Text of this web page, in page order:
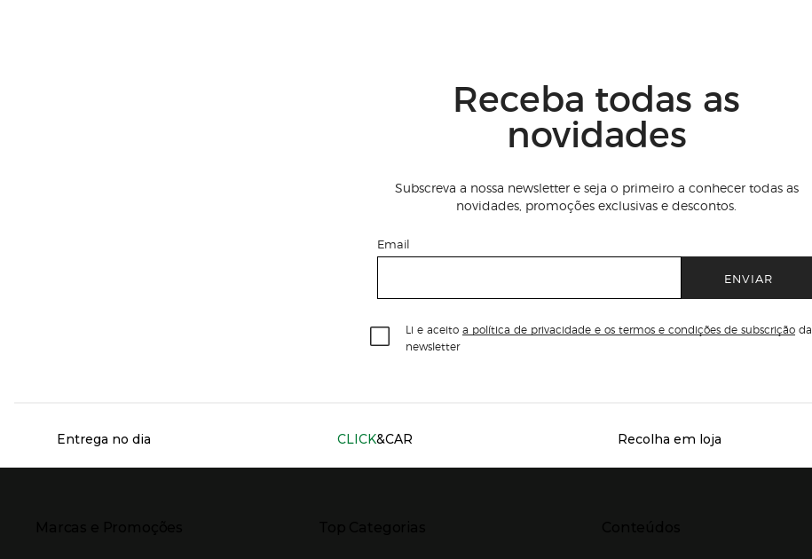
Receba todas as
novidades
Subscreva a nossa newsletter e seja o primeiro a conhecer todas as
novidades, promoções exclusivas e descontos.
Email
ENVIAR
Li e aceito a política de privacidade e os termos e condições de subscrição da
newsletter
Servicios destacados
Entrega no dia CLICK&CAR Recolha em loja